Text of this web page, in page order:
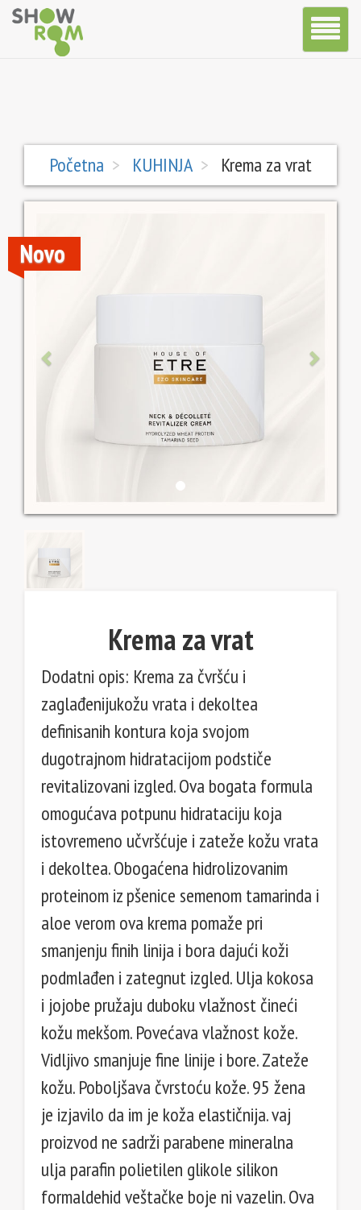
Toggle
Početna KUHINJA Krema za vrat
Novo
Krema za vrat
Dodatni opis: Krema za čvršću i
zaglađenijukožu vrata i dekoltea
definisanih kontura koja svojom
dugotrajnom hidratacijom podstiče
revitalizovani izgled. Ova bogata formula
omogućava potpunu hidrataciju koja
istovremeno učvršćuje i zateže kožu vrata
i dekoltea. Obogaćena hidrolizovanim
proteinom iz pšenice semenom tamarinda i
aloe verom ova krema pomaže pri
smanjenju finih linija i bora dajući koži
podmlađen i zategnut izgled. Ulja kokosa
i jojobe pružaju duboku vlažnost čineći
kožu mekšom. Povećava vlažnost kože.
Vidljivo smanjuje fine linije i bore. Zateže
kožu. Poboljšava čvrstoću kože. 95 žena
je izjavilo da im je koža elastičnija. vaj
proizvod ne sadrži parabene mineralna
ulja parafin polietilen glikole silikon
formaldehid veštačke boje ni vazelin. Ova